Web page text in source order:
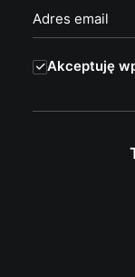
Akceptuję